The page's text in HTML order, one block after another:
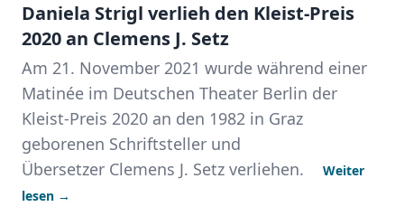
Daniela Strigl verlieh den Kleist-Preis
2020 an Clemens J. Setz
Am 21. November 2021 wurde während einer
Matinée im Deutschen Theater Berlin der
Kleist-Preis 2020 an den 1982 in Graz
geborenen Schriftsteller und
Übersetzer Clemens J. Setz verliehen.
Weiter
lesen →